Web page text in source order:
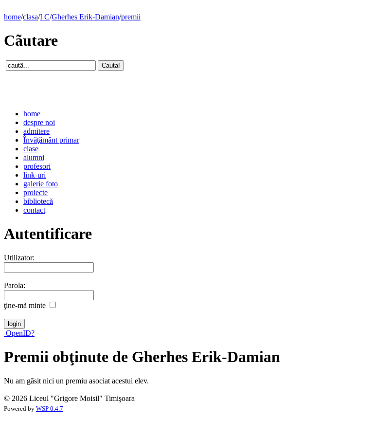
home/clasa/I C/Gherhes Erik-Damian/premii
Cãutare
home
despre noi
admitere
Învăţământ primar
clase
alumni
profesori
link-uri
galerie foto
proiecte
bibliotecă
contact
Autentificare
Utilizator:
Parola:
ţine-mã minte
OpenID?
Premii obţinute de Gherhes Erik-Damian
Nu am gãsit nici un premiu asociat acestui elev.
© 2026 Liceul "Grigore Moisil" Timişoara
Powered by WSP 0.4.7